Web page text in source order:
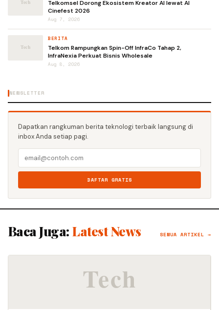
Telkomsel Dorong Ekosistem Kreator AI lewat AI
Cinefest 2026
Aug 7, 2026
BERITA
Telkom Rampungkan Spin-Off InfraCo Tahap 2,
InfraNexia Perkuat Bisnis Wholesale
Aug 8, 2026
NEWSLETTER
Dapatkan rangkuman berita teknologi terbaik langsung di
inbox Anda setiap pagi.
DAFTAR GRATIS
Baca Juga: Latest News SEMUA ARTIKEL →